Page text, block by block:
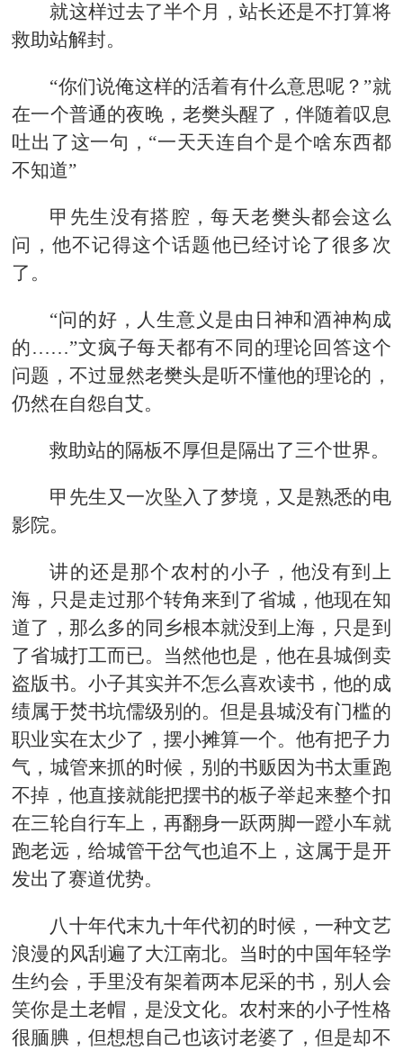
就这样过去了半个月，站长还是不打算将
救助站解封。
“你们说俺这样的活着有什么意思呢？”就
在一个普通的夜晚，老樊头醒了，伴随着叹息
吐出了这一句，“一天天连自个是个啥东西都
不知道”
甲先生没有搭腔，每天老樊头都会这么
问，他不记得这个话题他已经讨论了很多次
了。
“问的好，人生意义是由日神和酒神构成
的……”文疯子每天都有不同的理论回答这个
问题，不过显然老樊头是听不懂他的理论的，
仍然在自怨自艾。
救助站的隔板不厚但是隔出了三个世界。
甲先生又一次坠入了梦境，又是熟悉的电
影院。
讲的还是那个农村的小子，他没有到上
海，只是走过那个转角来到了省城，他现在知
道了，那么多的同乡根本就没到上海，只是到
了省城打工而已。当然他也是，他在县城倒卖
盗版书。小子其实并不怎么喜欢读书，他的成
绩属于焚书坑儒级别的。但是县城没有门槛的
职业实在太少了，摆小摊算一个。他有把子力
气，城管来抓的时候，别的书贩因为书太重跑
不掉，他直接就能把摆书的板子举起来整个扣
在三轮自行车上，再翻身一跃两脚一蹬小车就
跑老远，给城管干岔气也追不上，这属于是开
发出了赛道优势。
八十年代末九十年代初的时候，一种文艺
浪漫的风刮遍了大江南北。当时的中国年轻学
生约会，手里没有架着两本尼采的书，别人会
笑你是土老帽，是没文化。农村来的小子性格
很腼腆，但想想自己也该讨老婆了，但是却不